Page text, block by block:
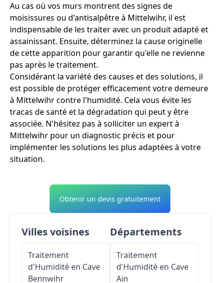
Au cas où vos murs montrent des signes de
moisissures ou d'antisalpêtre à Mittelwihr, il est
indispensable de les traiter avec un produit adapté et
assainissant. Ensuite, déterminez la cause originelle
de cette apparition pour garantir qu'elle ne revienne
pas après le traitement.
Considérant la variété des causes et des solutions, il
est possible de protéger efficacement votre demeure
à Mittelwihr contre l'humidité. Cela vous évite les
tracas de santé et la dégradation qui peut y être
associée. N'hésitez pas à solliciter un expert à
Mittelwihr pour un diagnostic précis et pour
implémenter les solutions les plus adaptées à votre
situation.
Obtenir un devis gratuitement
Villes voisines
Traitement
d'Humidité en Cave
Bennwihr
Départements
Traitement
d'Humidité en Cave
Ain